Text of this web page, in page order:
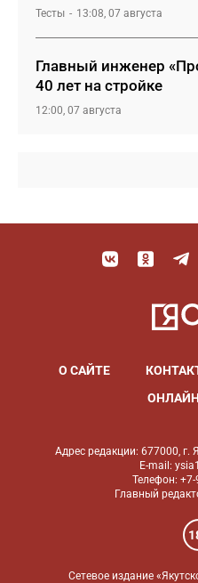
Тесты 13:08, 07 августа
Главный инженер
40 лет на стройке
12:00, 07 августа
О САЙТЕ
Адрес редакции: 677000, г.
E-mail:
Телефон:
Главный
Сетевое издание